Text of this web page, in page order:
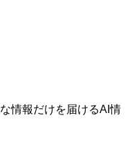
情報だけを届けるAI情